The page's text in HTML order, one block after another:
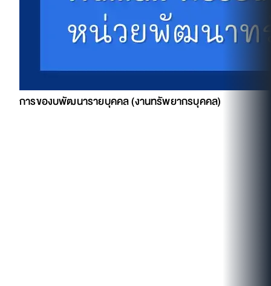
การของบพัฒนารายบุคคล (งานทรัพยากรบุคคล)